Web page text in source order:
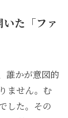
いた「ファ
誰かが意図的
ません。む
した。その